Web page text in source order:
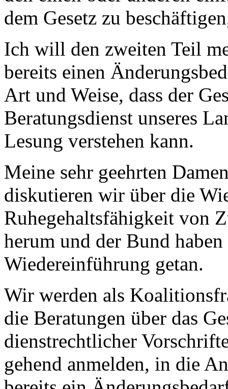
dem Gesetz zu
Ich will den zweiten Teil
bereits einen
Art und Weise, dass der
Beratungsdienst unseres
Lesung verstehen kann.
Meine sehr geehrten
diskutieren wir über die
Ruhegehaltsfähigkeit von
herum und der Bund
Wiedereinführung getan.
Wir werden als
die Beratungen über das
dienstrechtlicher
gehend anmelden, in die